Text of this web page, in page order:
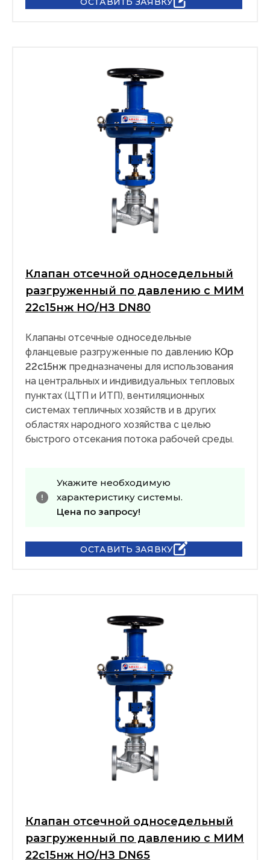
Клапан отсечной односедельный
разгруженный по давлению с МИМ
22с15нж НО/НЗ DN80
Клапаны отсечные односедельные
фланцевые разгруженные по давлению КОр
22с15нж предназначены для использования
на центральных и индивидуальных тепловых
пунктах (ЦТП и ИТП), вентиляционных
системах тепличных хозяйств и в других
областях народного хозяйства с целью
быстрого отсекания потока рабочей среды.
Укажите необходимую
характеристику системы.
Цена по запросу!
ОСТАВИТЬ ЗАЯВКУ
Клапан отсечной односедельный
разгруженный по давлению с МИМ
22с15нж НО/НЗ DN65